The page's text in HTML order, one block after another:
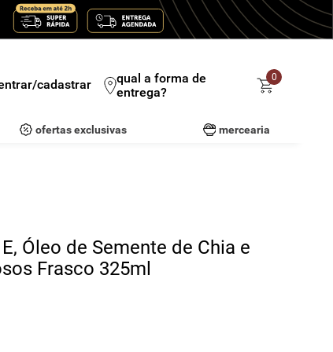
cadastrar
qual a forma de
entrega?
0
ofertas exclusivas mercearia
Óleo de Semente de Chia e
Frasco 325ml